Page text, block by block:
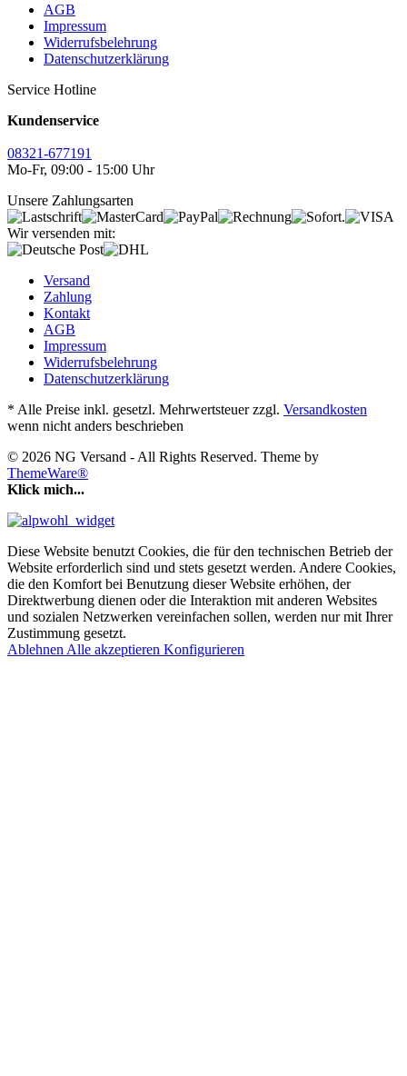
AGB
Impressum
Widerrufsbelehrung
Datenschutzerklärung
Service Hotline
Kundenservice
08321-677191
Mo-Fr, 09:00 - 15:00 Uhr
Unsere Zahlungsarten
Wir versenden mit:
Versand
Zahlung
Kontakt
AGB
Impressum
Widerrufsbelehrung
Datenschutzerklärung
* Alle Preise inkl. gesetzl. Mehrwertsteuer zzgl. Versandkosten
wenn nicht anders beschrieben
© 2026 NG Versand - All Rights Reserved. Theme by
ThemeWare®
Klick mich...
Diese Website benutzt Cookies, die für den technischen Betrieb der
Website erforderlich sind und stets gesetzt werden. Andere Cookies,
die den Komfort bei Benutzung dieser Website erhöhen, der
Direktwerbung dienen oder die Interaktion mit anderen Websites
und sozialen Netzwerken vereinfachen sollen, werden nur mit Ihrer
Zustimmung gesetzt.
Ablehnen Alle akzeptieren Konfigurieren